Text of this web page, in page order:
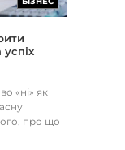
успіх
«ні» як
про що